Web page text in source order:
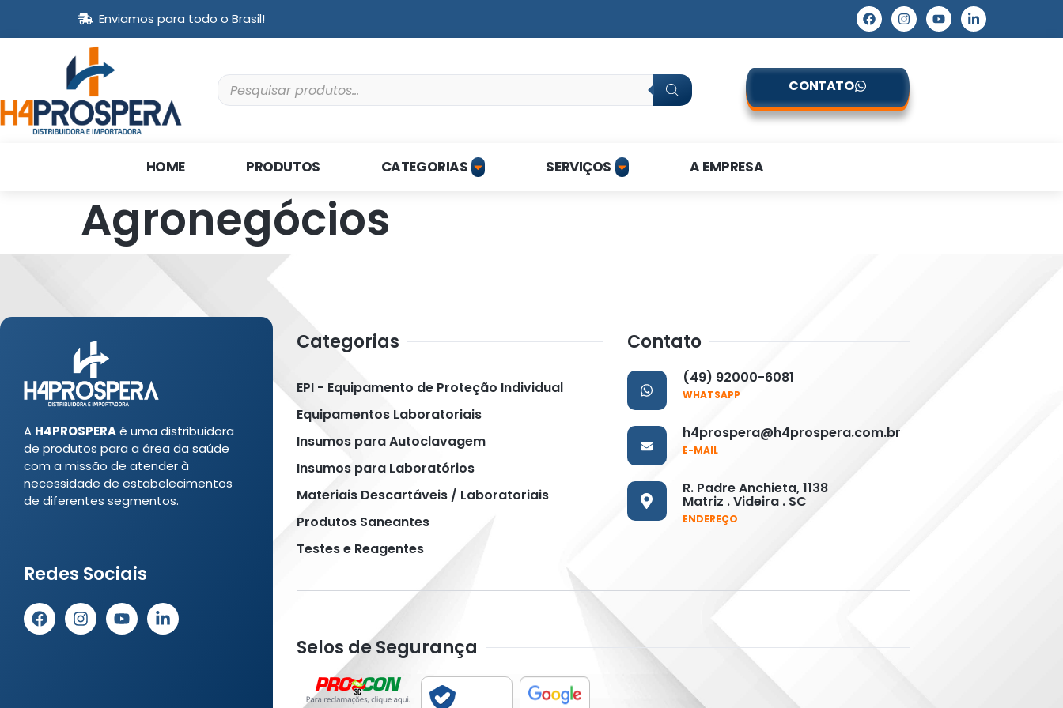
Enviamos para todo o Brasil!
CONTATO
HOME PRODUTOS CATEGORIAS SERVIÇOS A EMPRESA
Agronegócios
A H4PROSPERAé uma distribuidora
de produtos para a área da saúde
com a missão de atender à
necessidade de estabelecimentos
de diferentes segmentos.
Redes Sociais
Categorias
EPI - Equipamento de Proteção Individual
Equipamentos Laboratoriais
Insumos para Autoclavagem
Insumos para Laboratórios
Materiais Descartáveis / Laboratoriais
Produtos Saneantes
Testes e Reagentes
Contato
(49) 92000-6081
WHATSAPP
h4prospera@h4prospera.com.br
E-MAIL
R. Padre Anchieta, 1138
Matriz . Videira . SC
ENDEREÇO
Selos de Segurança